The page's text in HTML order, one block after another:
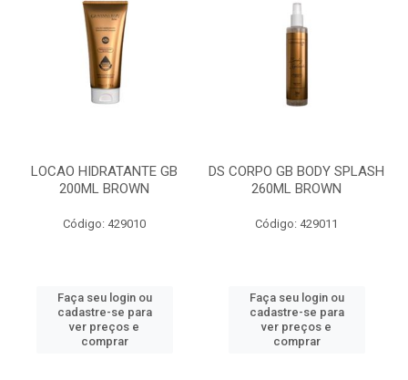
LOCAO HIDRATANTE GB
200ML BROWN
Código: 429010
Faça seu login ou
cadastre-se para
ver preços e
comprar
DS CORPO GB BODY SPLASH
260ML BROWN
Código: 429011
Faça seu login ou
cadastre-se para
ver preços e
comprar